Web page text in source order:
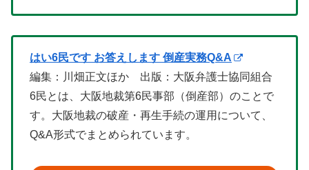
はい6民です お答えします 倒産実務Q&A
編集：川畑正文ほか 出版：大阪弁護士協同組合
6民とは、大阪地裁第6民事部（倒産部）のことで
す。大阪地裁の破産・再生手続の運用について、
Q&A形式でまとめられています。